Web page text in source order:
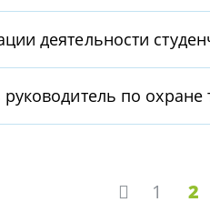
деятельности
по
1 2